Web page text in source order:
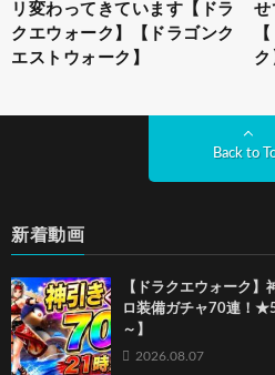
リ変わってきています【ドラ
クエウォーク】【ドラゴンク
エストウォーク】
せ
ク
Back to
新着動画
【ドラクエウォーク
ロ装備ガチャ70連！
～】
2026.08.07